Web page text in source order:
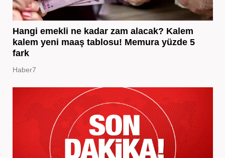
Hangi emekli ne kadar zam alacak? Kalem
kalem yeni maaş tablosu! Memura yüzde 5
fark
Haber7